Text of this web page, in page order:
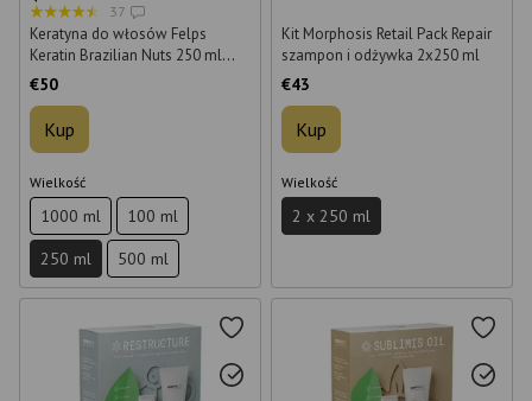
37
Keratyna do włosów Felps
Keratin Brazilian Nuts 250 ml
(krok 2)
€50
Kup
Wielkość
1000 ml
100 ml
250 ml
500 ml
Kit Morphosis Retail Pack Repair
szampon i odżywka 2x250 ml
€43
Kup
Wielkość
2 x 250 ml